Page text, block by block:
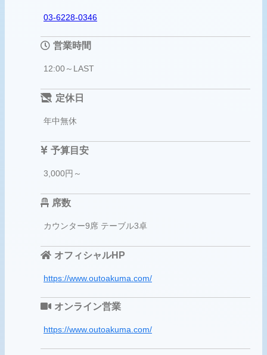
03-6228-0346
営業時間
12:00～LAST
定休日
年中無休
予算目安
3,000円～
席数
カウンター9席 テーブル3卓
オフィシャルHP
https://www.outoakuma.com/
オンライン営業
https://www.outoakuma.com/